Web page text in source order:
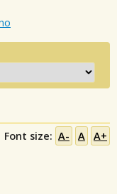
Font size: A- A A+